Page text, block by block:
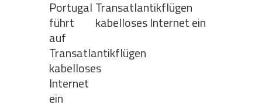
Transatlantikflügen
kabelloses Internet ein